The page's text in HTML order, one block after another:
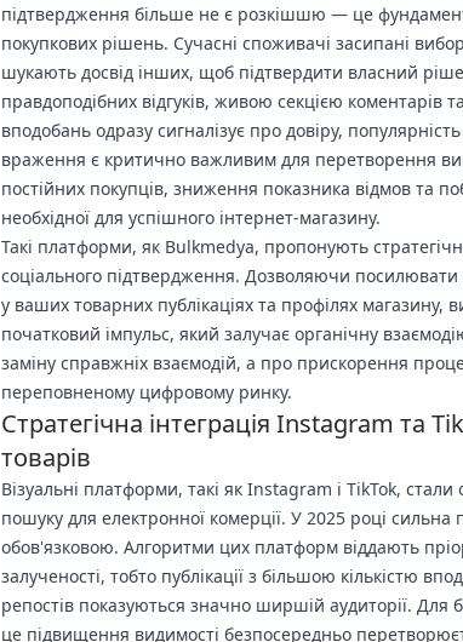
підтвердження більше не є розкішшю — це
покупкових рішень. Сучасні споживачі засипані
шукають досвід інших, щоб підтвердити власний
правдоподібних відгуків, живою секцією коментарів
вподобань одразу сигналізує про довіру,
враження є критично важливим для перетворення
постійних покупців, зниження показника відмов та
необхідної для успішного інтернет-магазину.
Такі платформи, як Bulkmedya, пропонують
соціального підтвердження. Дозволяючи посилювати
у ваших товарних публікаціях та профілях магазину,
початковий імпульс, який залучає органічну
заміну справжніх взаємодій, а про прискорення
переповненому цифровому ринку.
Стратегічна інтеграція Instagram та
товарів
Візуальні платформи, такі як Instagram і TikTok,
пошуку для електронної комерції. У 2025 році сильна
обов'язковою. Алгоритми цих платформ віддають
залученості, тобто публікації з більшою кількістю
репостів показуються значно ширшій аудиторії. Для
це підвищення видимості безпосередньо